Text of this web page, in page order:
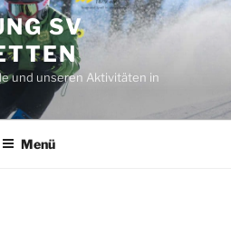
SV
und unseren Aktivitäten in
Menü